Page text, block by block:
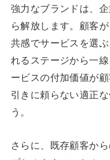
強力なブランドは、
ら解放します。顧客
共感でサービスを選
れるステージから一
ービスの付加価値が
引きに頼らない適正
う。
さらに、既存顧客か